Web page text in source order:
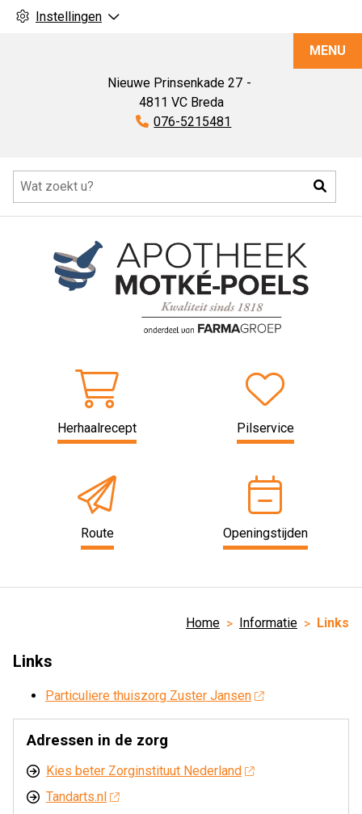
Instellingen
Nieuwe Prinsenkade 27
4811 VC Breda
Tel:
076-5215481
MENU
Herhaalrecept Pilservice
Route Openingstijden
Home Informatie Links
Links
Particuliere thuiszorg Zuster Jansen
Adressen in de zorg
Kies beter Zorginstituut Nederland
Tandarts.nl